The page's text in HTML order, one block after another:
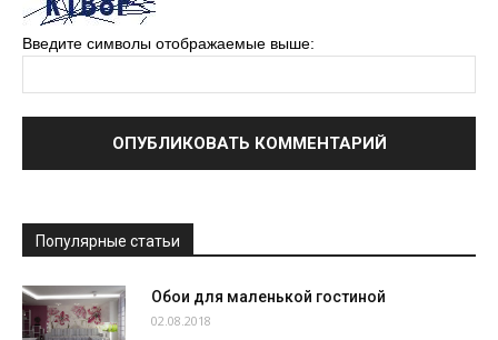
Введите символы отображаемые выше:
Популярные статьи
Обои для маленькой гостиной
02.08.2018